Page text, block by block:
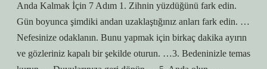
Anda Kalmak İçin 7 Adım 1. Zihnin yüzdüğünü fark edin.
Gün boyunca şimdiki andan uzaklaştığınız anları fark edin. …
Nefesinize odaklanın. Bunu yapmak için birkaç dakika ayırın
ve gözleriniz kapalı bir şekilde oturun. …3. Bedeninizle temas